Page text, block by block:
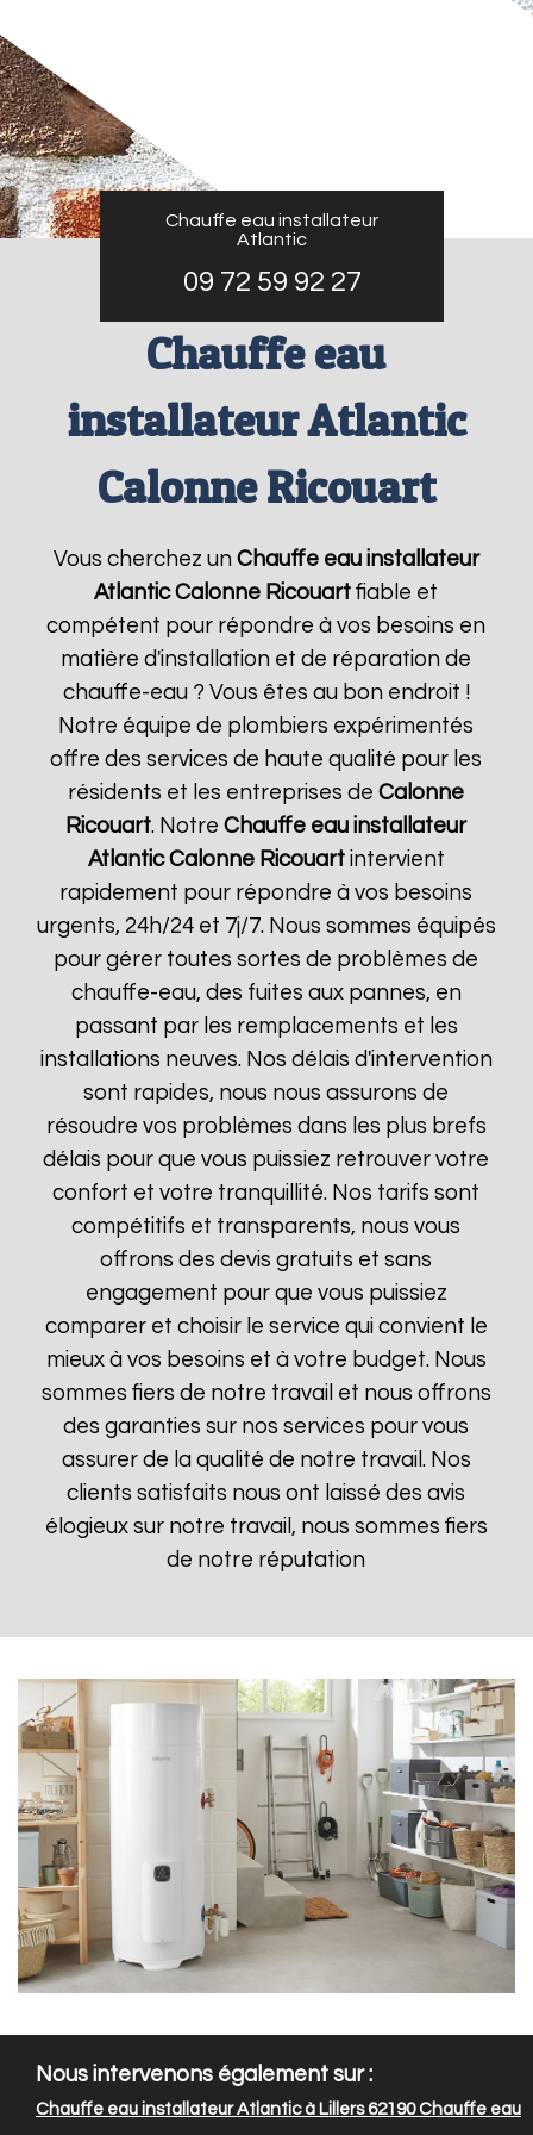
Chauffe eau installateur
Atlantic
09 72 59 92 27
Chauffe eau
installateur Atlantic
Calonne Ricouart
Vous cherchez un Chauffe eau installateur
Atlantic Calonne Ricouart fiable et
compétent pour répondre à vos besoins en
matière d'installation et de réparation de
chauffe-eau ? Vous êtes au bon endroit !
Notre équipe de plombiers expérimentés
offre des services de haute qualité pour les
résidents et les entreprises deCalonne
Ricouart. NotreChauffe eau installateur
Atlantic Calonne Ricouartintervient
rapidement pour répondre à vos besoins
urgents, 24h/24 et 7j/7. Nous sommes équipés
pour gérer toutes sortes de problèmes de
chauffe-eau, des fuites aux pannes, en
passant par les remplacements et les
installations neuves. Nos délais d'intervention
sont rapides, nous nous assurons de
résoudre vos problèmes dans les plus brefs
délais pour que vous puissiez retrouver votre
confort et votre tranquillité. Nos tarifs sont
compétitifs et transparents, nous vous
offrons des devis gratuits et sans
engagement pour que vous puissiez
comparer et choisir le service qui convient le
mieux à vos besoins et à votre budget. Nous
sommes fiers de notre travail et nous offrons
des garanties sur nos services pour vous
assurer de la qualité de notre travail. Nos
clients satisfaits nous ont laissé des avis
élogieux sur notre travail, nous sommes fiers
de notre réputation
Nous intervenons également sur :
Chauffe eau installateur Atlantic à Lillers 62190Chauffe eau